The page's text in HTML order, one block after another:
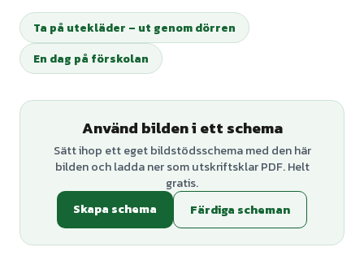
Ta på utekläder – ut genom dörren
En dag på förskolan
Använd bilden i ett schema
Sätt ihop ett eget bildstödsschema med den här
bilden och ladda ner som utskriftsklar PDF. Helt
gratis.
Skapa schema
Färdiga scheman